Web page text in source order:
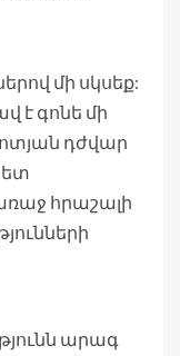
մի սկսեք:
է գոնե մի
դժվար
հրաշալի
արագ